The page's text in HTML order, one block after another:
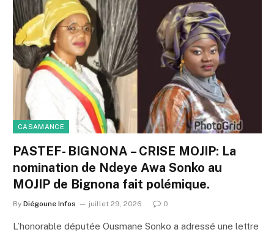
CASAMANCE
PASTEF- BIGNONA – CRISE MOJIP: La
nomination de Ndeye Awa Sonko au
MOJIP de Bignona fait polémique.
By Diégoune Infos juillet 29, 2026 0
L’honorable députée Ousmane Sonko a adressé une lettre